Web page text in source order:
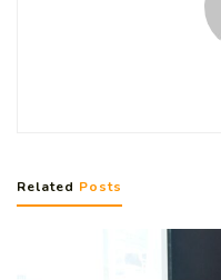
Related Posts